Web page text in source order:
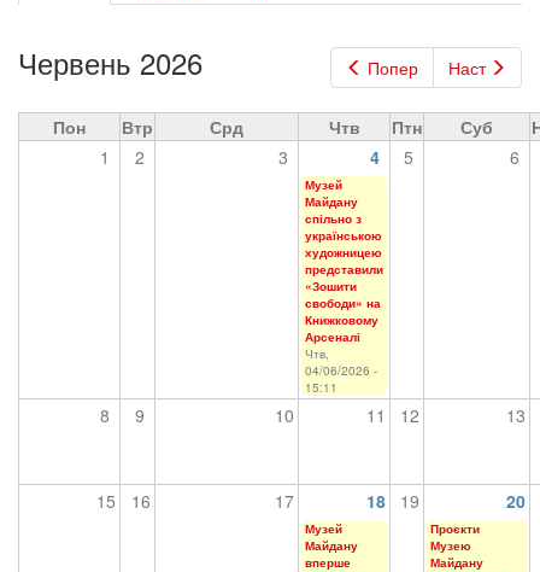
вкладки
Попер Наст
Червень 2026
Пон Втр Срд Чтв Птн Суб
1
2 3 4 5 6
Музей
Майдану
спільно з
українською
художницею
представили
«Зошити
свободи» на
Книжковому
Арсеналі
Чтв,
04/06/2026 -
15:11
8 9 10 11 12 13
15 16 17 18 19 20
Музей
Майдану
вперше
Проєкти
Музею
Майдану